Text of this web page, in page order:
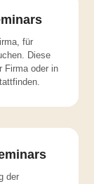
für
Diese
Firma oder in
der